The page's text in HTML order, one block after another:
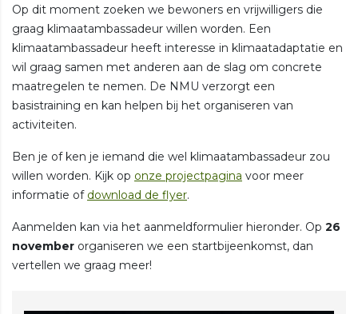
Op dit moment zoeken we bewoners en vrijwilligers die
graag klimaatambassadeur willen worden. Een
klimaatambassadeur heeft interesse in klimaatadaptatie en
wil graag samen met anderen aan de slag om concrete
maatregelen te nemen. De NMU verzorgt een
basistraining en kan helpen bij het organiseren van
activiteiten.
Ben je of ken je iemand die wel klimaatambassadeur zou
willen worden. Kijk op onze projectpagina voor meer
informatie of download de flyer.
Aanmelden kan via het aanmeldformulier hieronder. Op 26
november organiseren we een startbijeenkomst, dan
vertellen we graag meer!